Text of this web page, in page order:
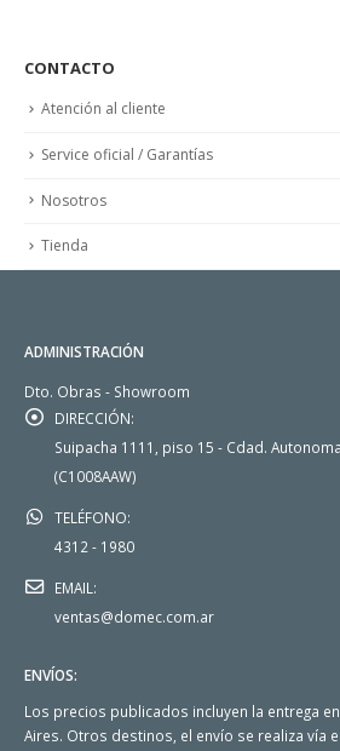
CONTACTO
Atención al cliente
Service oficial / Garantías
Nosotros
Tienda
ADMINISTRACIÓN
Dto. Obras - Showroom
DIRECCIÓN:
Suipacha 1111, piso 15 - Cdad.
(C1008AAW)
TELÉFONO:
4312 - 1980
EMAIL:
ventas@domec.com.ar
ENVÍOS:
Los precios publicados incluyen la entrega en
Aires. Otros destinos, el envío se realiza vía